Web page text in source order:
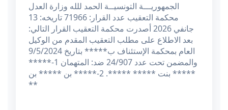
الجمهوريـــة التونسيــة الحمد للله وزارة العدل
محكمة التعقيب عدد القرار: 71966 تاريخه: 13
جانفي 2026 أصدرت محكمة التعقيب القرار التالي:
بعد الاطلاع على مطلب التعقيب المقدم من الوكيل
العام بمحكمة الإستئناف ب***** بتاريخ 9/5/2024
والمضمن تحت عدد 24/907 ضد: المتهمان 1-*****
بنت ***** *****. 2-***** بن ***** بن *****
**